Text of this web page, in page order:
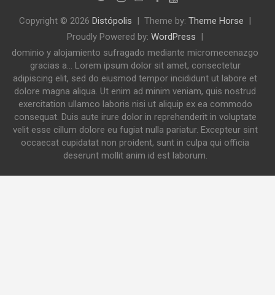
Copyright © 2026 Distópolis Theme by: Theme Horse
Proudly Powered by: WordPress
dominio y alojamiento sufragado mediante micromecenazgo
gracias a... Lorem ipsum dolor sit amet, consectetur
adipiscing elit, sed do eiusmod tempor incididunt ut labore et
dolore magna aliqua. Ut enim ad minim veniam, quis nostrud
exercitation ullamco laboris nisi ut aliquip ex ea commodo
consequat. Duis aute irure dolor in reprehenderit in voluptate
velit esse cillum dolore eu fugiat nulla pariatur. Excepteur sint
occaecat cupidatat non proident, sunt in culpa qui officia
deserunt mollit anim id est laborum.